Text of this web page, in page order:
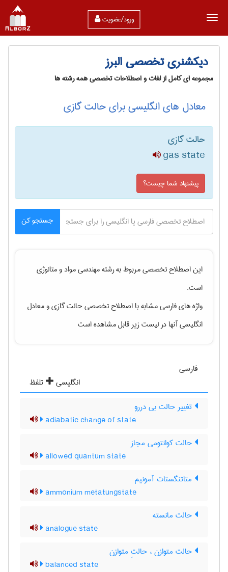
ورود/عضویت
دیکشنری تخصصی البرز
مجموعه ای کامل از لغات و اصطلاحات تخصصی همه رشته ها
معادل های انگلیسی برای حالت گازی
حالت گازی
gas state
پیشنهاد شما چیست؟
جستجو کن
این اصطلاح تخصصی مربوط به رشتهمهندسی مواد و متالوژی
است.
واژه های فارسی مشابه با اصطلاح تخصصیحالت گازیو معادل
انگلیسی آنها در لیست زیر قابل مشاهده است
فارسی
انگلیسی
تلفظ
تغییر حالت بی دررو
adiabatic change of state
حالت کوانتومی مجاز
allowed quantum state
متاتنگستات آمونیم
ammonium metatungstate
حالت مانسته
analogue state
حالت متوازن ، حالتِ متوازن
balanced state